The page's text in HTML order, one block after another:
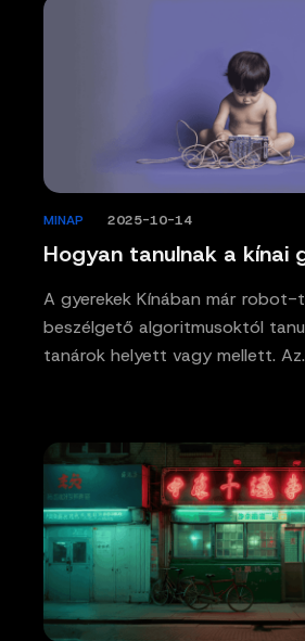
Hogyan tanulnak a kínai
MINAP 2025-10-14
A gyerekek Kínában már robot-
beszélgető algoritmusoktól
tanárok helyett vagy mellett.